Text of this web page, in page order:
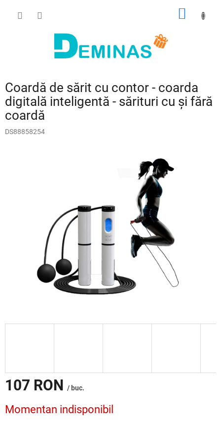
COŞ
Coardă de sărit cu contor - coarda
digitală inteligentă - sărituri cu și fără
coardă
DS88858254
107 RON / buc.
preţ:
Momentan indisponibil